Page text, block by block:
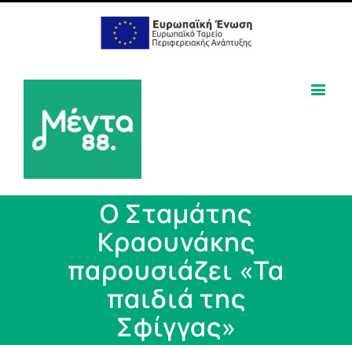
O Σταμάτης
Κραουνάκης
παρουσιάζει «Τα
παιδιά της
Σφίγγας»